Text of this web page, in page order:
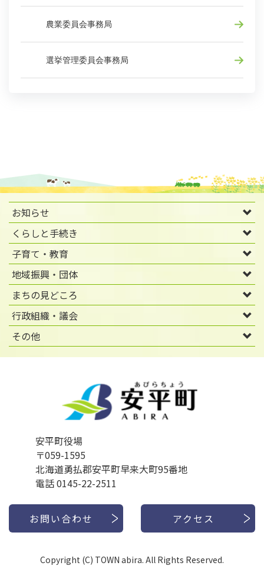
農業委員会事務局
選挙管理委員会事務局
お知らせ
くらしと手続き
子育て・教育
地域振興・団体
まちの見どころ
行政組織・議会
その他
安平町役場
〒059-1595
北海道勇払郡安平町早来大町95番地
電話 0145-22-2511
お問い合わせ アクセス
Copyright (C) TOWN abira. All Rights Reserved.